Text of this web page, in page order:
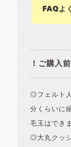
FAQよ
！ご購入
◎フェルト
分くらいに
毛玉はでき
◎大丸クッ